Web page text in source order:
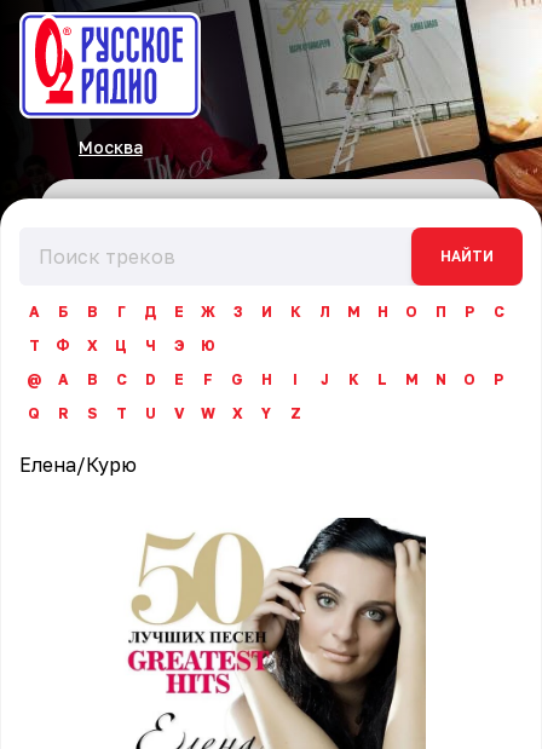
Москва
НАЙТИ
А Б В Г Д Е Ж З И К Л М Н О П Р
С
Т
Ф Х Ц Ч Э
Ю
@
A B C D E F G H I J K L M N O
P
Q
R S T U V W X Y Z
Елена/Курю